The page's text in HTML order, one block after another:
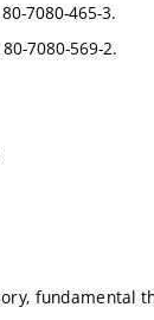
7080-465-3.
7080-569-2.
fundamental